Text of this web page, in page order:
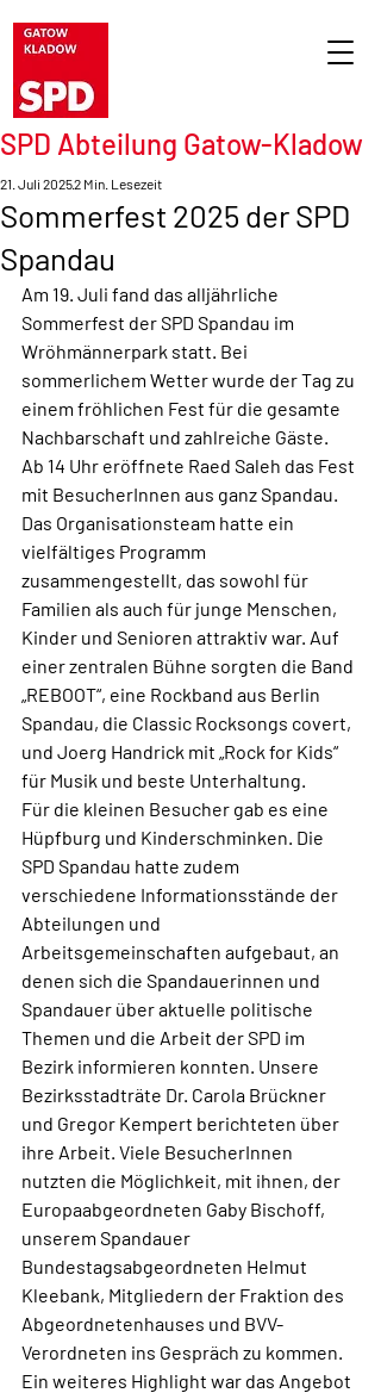
SPD Abteilung Gatow-Kladow
Sommerfest 2025 der SPD
Spandau
21. Juli 20252 Min. Lesezeit
Am 19. Juli fand das alljährliche
Sommerfest der SPD Spandau im
Wröhmännerpark statt. Bei
sommerlichem Wetter wurde der Tag zu
einem fröhlichen Fest für die gesamte
Nachbarschaft und zahlreiche Gäste.
Ab 14 Uhr eröffnete Raed Saleh das Fest
mit BesucherInnen aus ganz Spandau.
Das Organisationsteam hatte ein
vielfältiges Programm
zusammengestellt, das sowohl für
Familien als auch für junge Menschen,
Kinder und Senioren attraktiv war. Auf
einer zentralen Bühne sorgten die Band
„REBOOT“, eine Rockband aus Berlin
Spandau, die Classic Rocksongs covert,
und Joerg Handrick mit „Rock for Kids“
für Musik und beste Unterhaltung.
Für die kleinen Besucher gab es eine
Hüpfburg und Kinderschminken. Die
SPD Spandau hatte zudem
verschiedene Informationsstände der
Abteilungen und
Arbeitsgemeinschaften aufgebaut, an
denen sich die Spandauerinnen und
Spandauer über aktuelle politische
Themen und die Arbeit der SPD im
Bezirk informieren konnten. Unsere
Bezirksstadträte Dr. Carola Brückner
und Gregor Kempert berichteten über
ihre Arbeit. Viele BesucherInnen
nutzten die Möglichkeit, mit ihnen, der
Europaabgeordneten Gaby Bischoff,
unserem Spandauer
Bundestagsabgeordneten Helmut
Kleebank, Mitgliedern der Fraktion des
Abgeordnetenhauses und BVV-
Verordneten ins Gespräch zu kommen.
Ein weiteres Highlight war das Angebot